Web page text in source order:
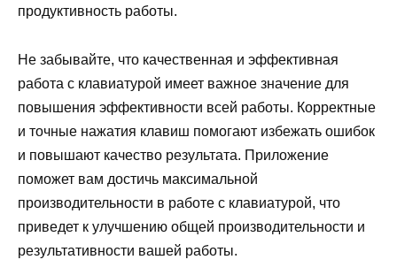
продуктивность работы.
Не забывайте, что качественная и эффективная
работа с клавиатурой имеет важное значение для
повышения эффективности всей работы. Корректные
и точные нажатия клавиш помогают избежать ошибок
и повышают качество результата. Приложение
поможет вам достичь максимальной
производительности в работе с клавиатурой, что
приведет к улучшению общей производительности и
результативности вашей работы.